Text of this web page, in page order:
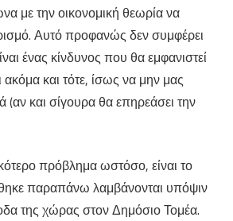
με την οικονομική θεωρία να
Αυτό προφανώς δεν συμφέρει
ένας κίνδυνος που θα εμφανιστεί
ακόμα και τότε, ίσως να μην μας
(αν και σίγουρα θα επηρεάσει την
πρόβλημα ωστόσο, είναι το
παραπάνω λαμβάνονται υπόψιν
της χώρας στον Δημόσιο Τομέα.